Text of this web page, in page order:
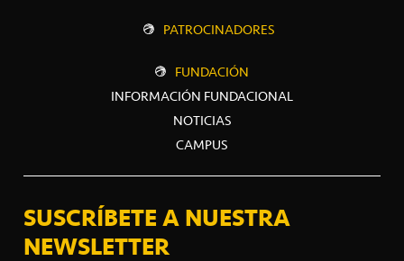
PATROCINADORES
FUNDACIÓN
INFORMACIÓN FUNDACIONAL
NOTICIAS
CAMPUS
SUSCRÍBETE A NUESTRA
NEWSLETTER